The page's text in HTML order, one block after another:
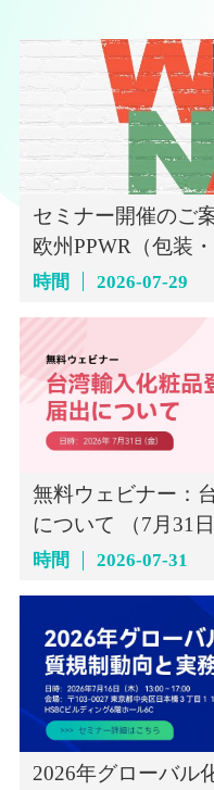
セミナー開催のご
欧州PPWR（包装
インセミナー（7月
時間 2026-07-29
無料ウェビナー：
について （7月31日
時間 2026-07-31
2026年グローバル